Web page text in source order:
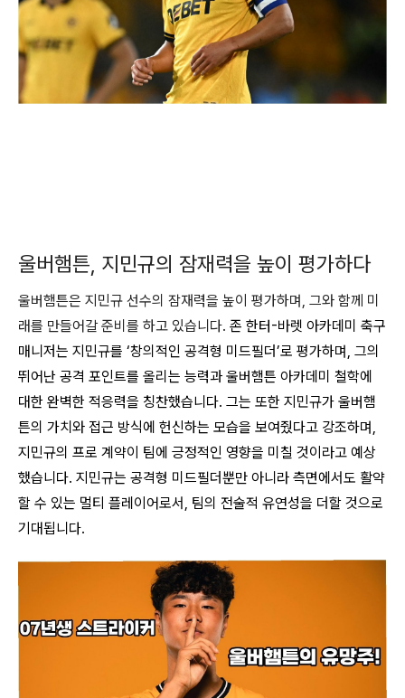
울버햄튼, 지민규의 잠재력을 높이 평가하다
울버햄튼은 지민규 선수의 잠재력을 높이 평가하며, 그와 함께 미
래를 만들어갈 준비를 하고 있습니다. 존 한터-바렛 아카데미 축구
매니저는 지민규를 ‘창의적인 공격형 미드필더’로 평가하며, 그의
뛰어난 공격 포인트를 올리는 능력과 울버햄튼 아카데미 철학에
대한 완벽한 적응력을 칭찬했습니다. 그는 또한 지민규가 울버햄
튼의 가치와 접근 방식에 헌신하는 모습을 보여줬다고 강조하며,
지민규의 프로 계약이 팀에 긍정적인 영향을 미칠 것이라고 예상
했습니다. 지민규는 공격형 미드필더뿐만 아니라 측면에서도 활약
할 수 있는 멀티 플레이어로서, 팀의 전술적 유연성을 더할 것으로
기대됩니다.